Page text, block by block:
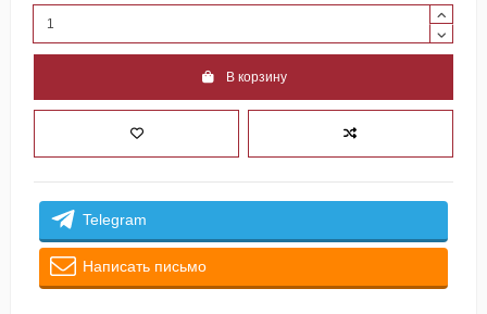
В корзину
Telegram
Написать письмо